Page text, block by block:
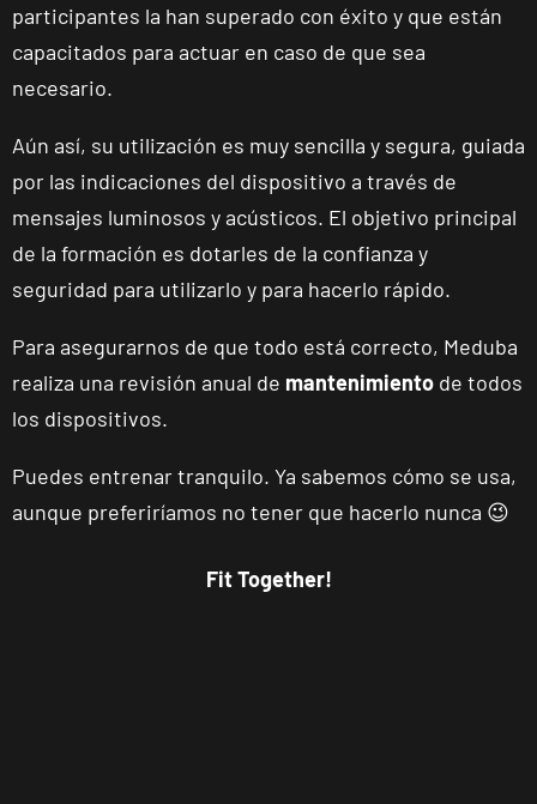
CLUB
Tilos
P.º de los Tilos,
VISITAR
Mallorca
Serralta
participantes la han superado con éxito y que están
capacitados para actuar en caso de que sea
necesario.
Aún así, su utilización es muy sencilla y segura, guiada
por las indicaciones del dispositivo a través de
mensajes luminosos y acústicos. El objetivo principal
de la formación es dotarles de la confianza y
seguridad para utilizarlo y para hacerlo rápido.
Para asegurarnos de que todo está correcto, Meduba
realiza una revisión anual de mantenimiento de todos
los dispositivos.
Puedes entrenar tranquilo. Ya sabemos cómo se usa,
aunque preferiríamos no tener que hacerlo nunca 😉
Fit Together!